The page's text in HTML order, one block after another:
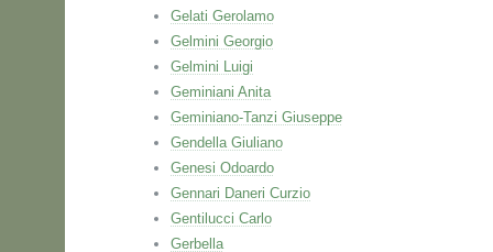
Gelati Gerolamo
Gelmini Georgio
Gelmini Luigi
Geminiani Anita
Geminiano-Tanzi Giuseppe
Gendella Giuliano
Genesi Odoardo
Gennari Daneri Curzio
Gentilucci Carlo
Gerbella